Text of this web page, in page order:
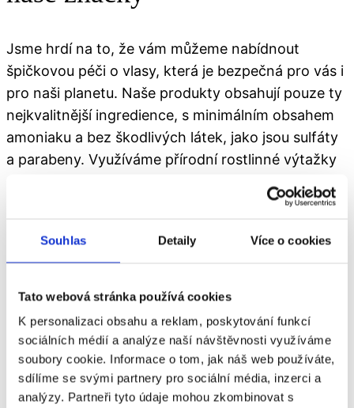
Souhlas Detaily Více o cookies
Tato webová stránka používá cookies
K personalizaci obsahu a reklam, poskytování funkcí
sociálních médií a analýze naší návštěvnosti využíváme
soubory cookie. Informace o tom, jak náš web používáte,
sdílíme se svými partnery pro sociální média, inzerci a
analýzy. Partneři tyto údaje mohou zkombinovat s
Jsme hrdí na to, že vám můžeme nabídnout
špičkovou péči o vlasy, která je bezpečná pro vás i
pro naši planetu. Naše produkty obsahují pouze ty
nejkvalitnější ingredience, s minimálním obsahem
amoniaku a bez škodlivých látek, jako jsou sulfáty
a parabeny. Využíváme přírodní rostlinné výtažky
plné života. A navíc, všechny naše obaly jsou plně
na životní prostředí.
sociální sítě